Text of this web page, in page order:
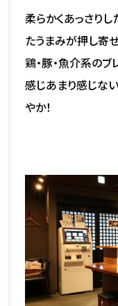
柔らかくあっさり
たうまみが押し寄
鶏・豚・魚介系の
感じあまり感じな
やか！